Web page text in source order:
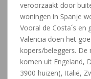
veroorzaakt door
woningen in Spanje
Vooral de Costa´s en
Valencia doen het
kopers/beleggers. De
komen uit Engeland,
3900 huizen), Italië,